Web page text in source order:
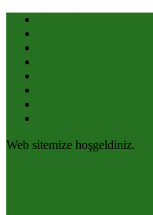
Web sitemize hoşgeldiniz.